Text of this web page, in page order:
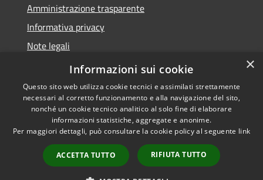
Amministrazione trasparente
Informativa privacy
Note legali
Dichiarazione di accessibilità
Accessibilità
Copyright © 2026 • Comune di
Porto San Giorgio • Powered by
Municipium•
Accesso
redazione
×
Informazioni sui cookie
Questo sito web utilizza cookie tecnici e assimilati strettamente
necessari al corretto funzionamento e alla navigazione del sito,
nonché un cookie tecnico analitico al solo fine di elaborare
informazioni statistiche, aggregate e anonime.
Per maggiori dettagli, può consultare la cookie policy al seguente link
ACCETTA TUTTO RIFIUTA TUTTO